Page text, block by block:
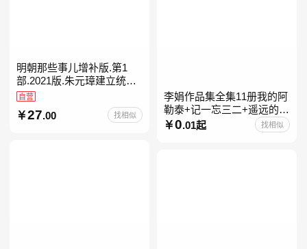
明朝那些事儿增补版.第1
部.2021版.朱元璋建立统治
明朝
自营
27.00 找相似
李娟作品集全集11册我的阿
勒泰+记一忘三二+遥远的向
日葵地+冬牧场+阿勒泰的角
落+羊道三部曲+走夜路请放
0.01起 找相似